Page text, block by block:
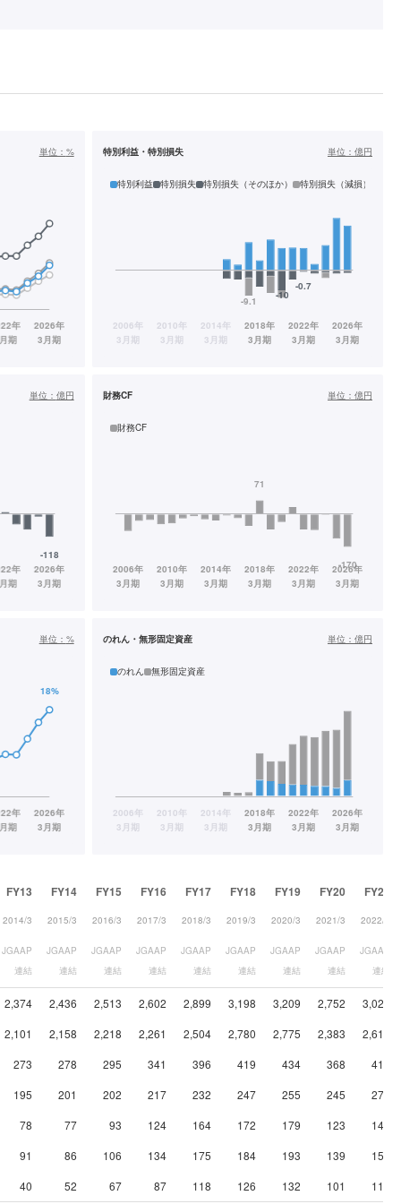
単位： % 特別利益・特別損失 単位： 億円
特別利益 特別損失 特別損失（そのほか） 特別損失（減損）
単位： 億円 財務CF 単位： 億円
財務CF
単位： % のれん・無形固定資産 単位： 億円
のれん 無形固定資産
FY13 FY14 FY15 FY16 FY17 FY18 FY19 FY20 FY21
2014/3 2015/3 2016/3 2017/3 2018/3 2019/3 2020/3 2021/3 2022/3
JGAAP
連結
JGAAP
連結
JGAAP
連結
JGAAP
連結
JGAAP
連結
JGAAP
連結
JGAAP
連結
JGAAP
連結
JGAAP
連結
2,374 2,436 2,513 2,602 2,899 3,198 3,209 2,752 3,027
2,101 2,158 2,218 2,261 2,504 2,780 2,775 2,383 2,613
273 278 295 341 396 419 434 368 414
195 201 202 217 232 247 255 245 270
78 77 93 124 164 172 179 123 144
91 86 106 134 175 184 193 139 156
40 52 67 87 118 126 132 101 115